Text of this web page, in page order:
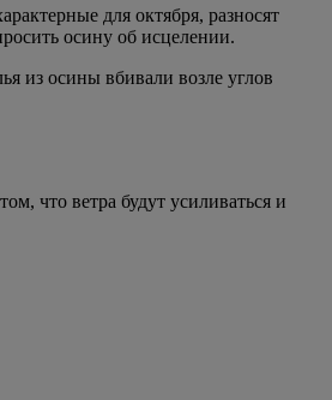
для октября, разносят
осину об исцелении.
из осины вбивали возле углов
что ветра будут усиливаться и